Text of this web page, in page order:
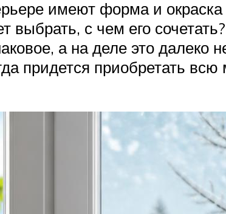
имеют форма и
выбрать, с чем его
а на деле это далеко
придется приобретать